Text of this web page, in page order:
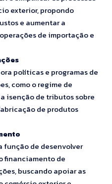
exterior, propondo
e aumentar a
de importação e
políticas e programas de
como o regime de
isenção de tributos sobre
de produtos
função de desenvolver
financiamento de
buscando apoiar as